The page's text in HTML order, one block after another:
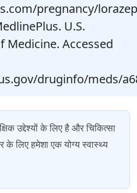
pregnancy/
U.S.
Medicine. Accessed
druginfo/meds/
उद्देश्यों के लिए है और चिकित्सा
के लिए हमेशा एक योग्य स्वास्थ्य